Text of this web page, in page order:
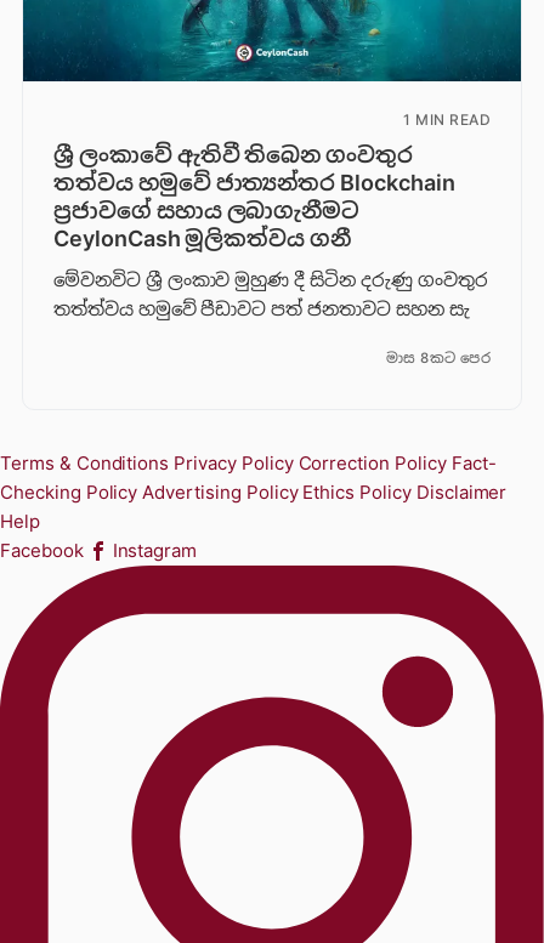
1 MIN READ
ශ්‍රී ලංකාවේ ඇතිවී තිබෙන ගංවතුර
තත්වය හමුවේ ජාත්‍යන්තර Blockchain
ප්‍රජාවගේ සහාය ලබාගැනීමට
CeylonCash මූලිකත්වය ග​නී
මේවනවිට ශ්‍රී ලංකාව මුහුණ දී සිටින දරුණු ගංවතුර
තත්ත්වය හමුවේ පීඩාවට පත් ජනතාවට සහන සැ
මාස 8කට පෙර
Terms & Conditions Privacy Policy Correction Policy Fact-
Checking Policy Advertising Policy Ethics Policy Disclaimer
Help
Facebook
Instagram